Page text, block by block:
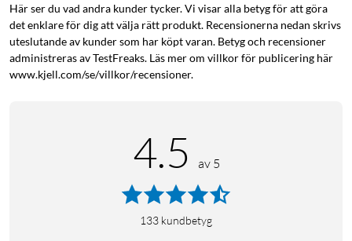
Få ut så mycket som möjligt av din nya iPhone med Symmetry
MagSafe. Detta iPhone-fodral visar den snygga designen för
din iPhone och har utvecklats med tanke på sömlös
interaktion med MagSafe-laddning och -tillbehör. Din telefons
alla knappar, egenskaper och funktioner fungerar felfritt,
med självförtroende veta att din telefon är skyddad, utan att
göra avkall på ett enda dugg av stil eller funktion.
Otterbox iphone 13
Här ser du vad andra kunder tycker. Vi visar alla betyg för att göra
det enklare för dig att välja rätt produkt. Recensionerna nedan skrivs
uteslutande av kunder som har köpt varan. Betyg och recensioner
administreras av TestFreaks. Läs mer om villkor för publicering här
www.kjell.com/se/villkor/recensioner.
4.5 av 5
133 kundbetyg